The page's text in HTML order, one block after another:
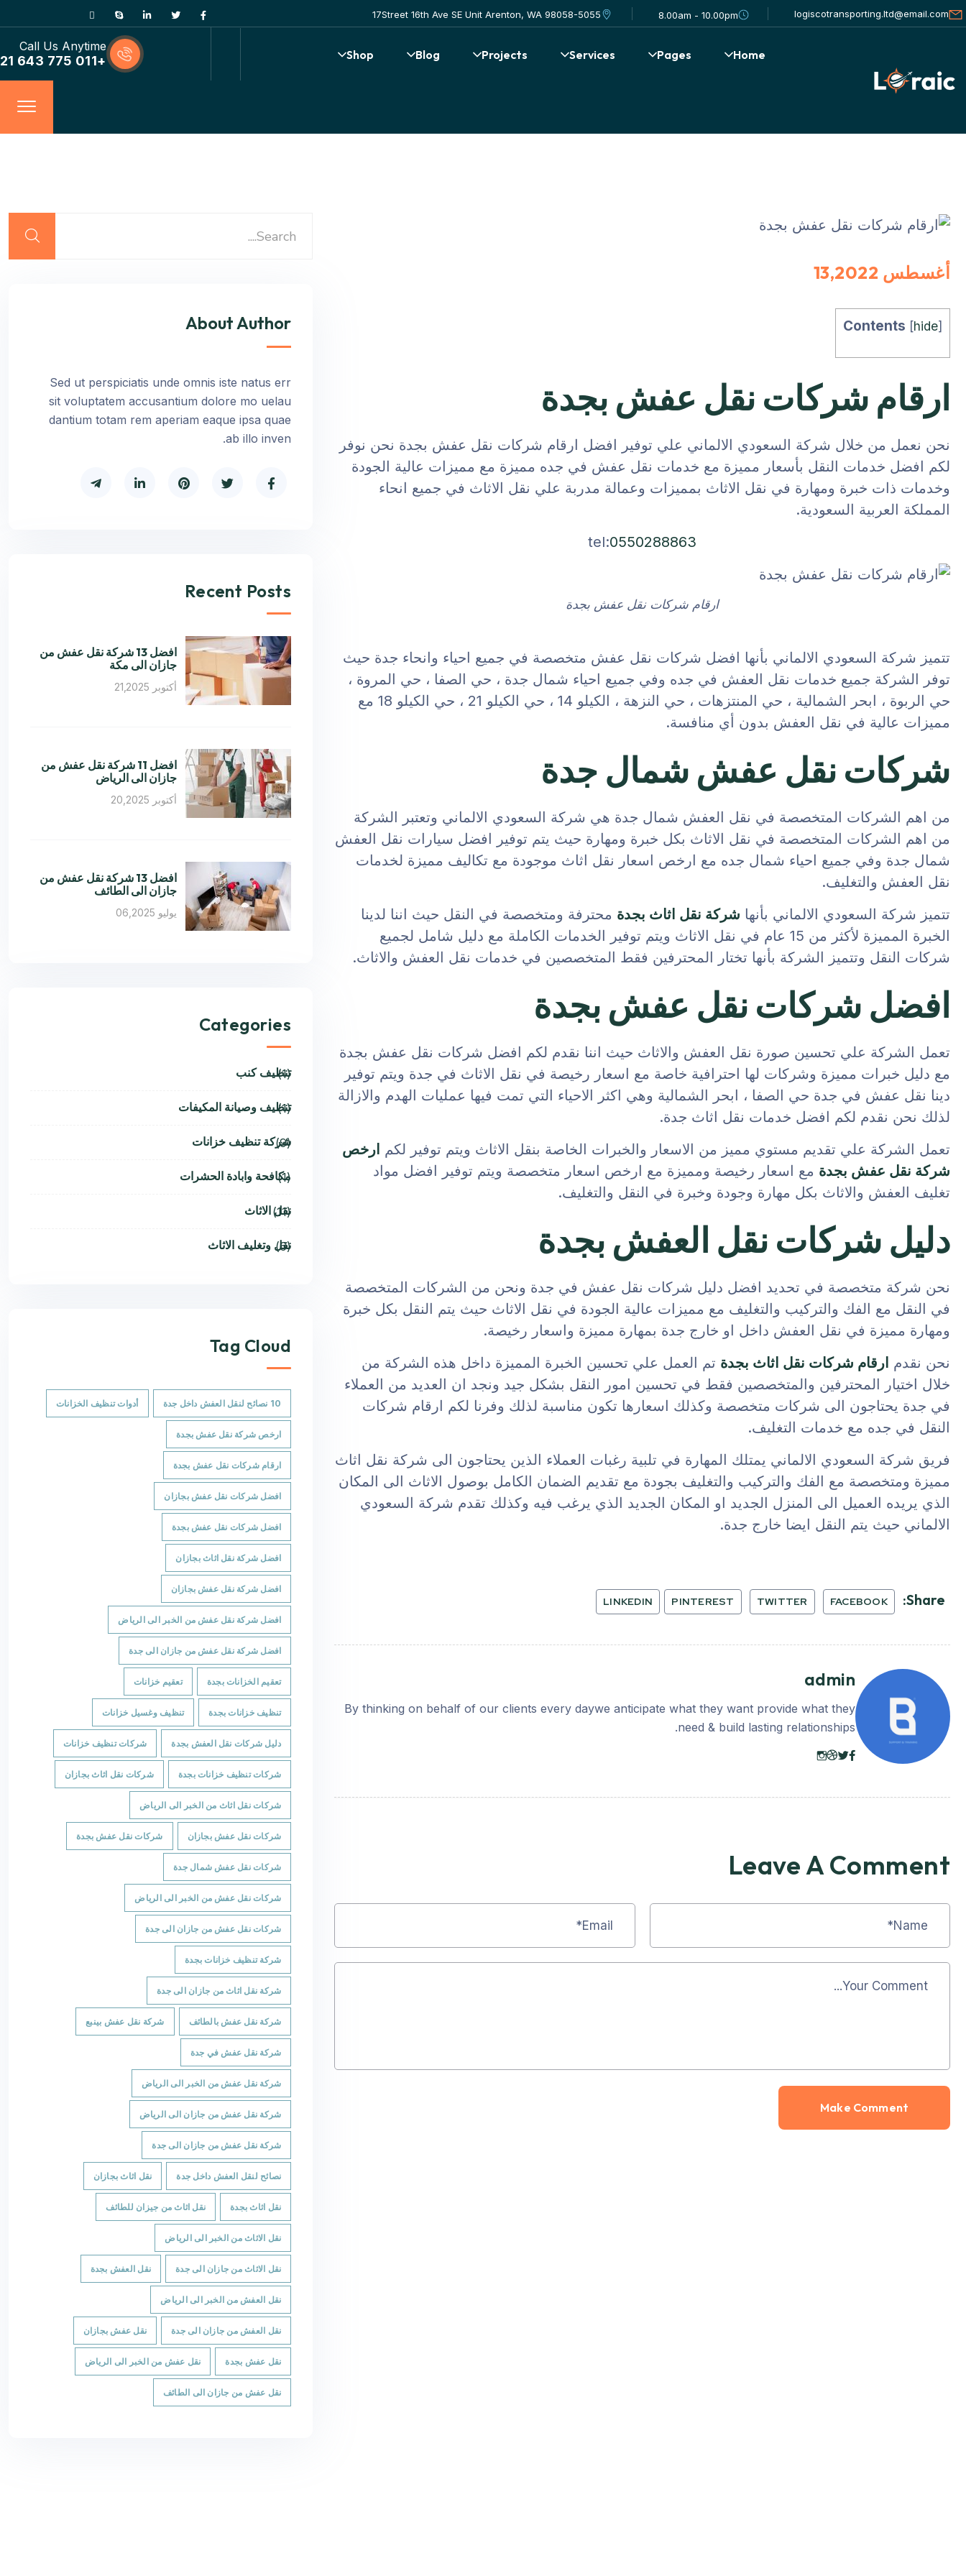
logiscotransporting.ltd@email.com
8.00am - 10.00pm
17Street 16th Ave SE Unit Arenton, WA 98058-5055
Home
Pages
Services
Projects
Blog
Shop
Call Us Anytime
+011 775 643 21
أغسطس 13,2022
Contents [hide]
ارقام شركات نقل عفش بجدة
نحن نعمل من خلال شركة السعودي الالماني علي توفير افضل ارقام شركات نقل عفش بجدة نحن نوفر
لكم افضل خدمات النقل بأسعار مميزة مع خدمات نقل عفش في جده مميزة مع مميزات عالية الجودة
وخدمات ذات خبرة ومهارة في نقل الاثاث بمميزات وعمالة مدربة علي نقل الاثاث في جميع انحاء
المملكة العربية السعودية.
tel:0550288863
ارقام شركات نقل عفش بجدة
تتميز شركة السعودي الالماني بأنها افضل شركات نقل عفش متخصصة في جميع احياء وانحاء جدة حيث
توفر الشركة جميع خدمات نقل العفش في جده وفي جميع احياء شمال جدة ، حي الصفا ، حي المروة ،
حي الربوة ، ابحر الشمالية ، حي المنتزهات ، حي النزهة ، الكيلو 14 ، حي الكيلو 21 ، حي الكيلو 18 مع
مميزات عالية في نقل العفش بدون أي منافسة.
شركات نقل عفش شمال جدة
من اهم الشركات المتخصصة في نقل العفش شمال جدة هي شركة السعودي الالماني وتعتبر الشركة
من اهم الشركات المتخصصة في نقل الاثاث بكل خبرة ومهارة حيث يتم توفير افضل سيارات نقل العفش
شمال جدة وفي جميع احياء شمال جده مع ارخص اسعار نقل اثاث موجودة مع تكاليف مميزة لخدمات
نقل العفش والتغليف.
تتميز شركة السعودي الالماني بأنها شركة نقل اثاث بجدة محترفة ومتخصصة في النقل حيث اننا لدينا
الخبرة المميزة لأكثر من 15 عام في نقل الاثاث ويتم توفير الخدمات الكاملة مع دليل شامل لجميع
شركات النقل وتتميز الشركة بأنها تختار المحترفين فقط المتخصصين في خدمات نقل العفش والاثاث.
افضل شركات نقل عفش بجدة
تعمل الشركة علي تحسين صورة نقل العفش والاثاث حيث اننا نقدم لكم افضل شركات نقل عفش بجدة
مع دليل خبرات مميزة وشركات لها احترافية خاصة مع اسعار رخيصة في نقل الاثاث في جدة ويتم توفير
دينا نقل عفش في جدة حي الصفا ، ابحر الشمالية وهي اكثر الاحياء التي تمت فيها عمليات الهدم والازالة
لذلك نحن نقدم لكم افضل خدمات نقل اثاث جدة.
تعمل الشركة علي تقديم مستوي مميز من الاسعار والخبرات الخاصة بنقل الاثاث ويتم توفير لكم ارخص
شركة نقل عفش بجدة مع اسعار رخيصة ومميزة مع ارخص اسعار متخصصة ويتم توفير افضل مواد
تغليف العفش والاثاث بكل مهارة وجودة وخبرة في النقل والتغليف.
دليل شركات نقل العفش بجدة
نحن شركة متخصصة في تحديد افضل دليل شركات نقل عفش في جدة ونحن من الشركات المتخصصة
في النقل مع الفك والتركيب والتغليف مع مميزات عالية الجودة في نقل الاثاث حيث يتم النقل بكل خبرة
ومهارة مميزة في نقل العفش داخل او خارج جدة بمهارة مميزة واسعار رخيصة.
نحن نقدم ارقام شركات نقل اثاث بجدة تم العمل علي تحسين الخبرة المميزة داخل هذه الشركة من
خلال اختيار المحترفين والمتخصصين فقط في تحسين امور النقل بشكل جيد ونجد ان العديد من العملاء
في جدة يحتاجون الى شركات متخصصة وكذلك اسعارها تكون مناسبة لذلك وفرنا لكم ارقام شركات
النقل في جده مع خدمات التغليف.
فريق شركة السعودي الالماني يمتلك المهارة في تلبية رغبات العملاء الذين يحتاجون الى شركة نقل اثاث
مميزة ومتخصصة مع الفك والتركيب والتغليف بجودة مع تقديم الضمان الكامل بوصول الاثاث الى المكان
الذي يريده العميل الى المنزل الجديد او المكان الجديد الذي يرغب فيه وكذلك تقدم شركة السعودي
الالماني حيث يتم النقل ايضا خارج جدة.
Share:
FACEBOOK
TWITTER
PINTEREST
LINKEDIN
admin
By thinking on behalf of our clients every daywe anticipate what they want provide what they
need & build lasting relationships.
Leave A Comment
About Author
Sed ut perspiciatis unde omnis iste natus err
sit voluptatem accusantium dolore mo uelau
dantium totam rem aperiam eaque ipsa quae
ab illo inven.
Recent Posts
افضل 13 شركة نقل عفش من
جازان الى مكة
أكتوبر 21,2025
افضل 11 شركة نقل عفش من
جازان الى الرياض
أكتوبر 20,2025
افضل 13 شركة نقل عفش من
جازان الى الطائف
يوليو 06,2025
Categories
تنظيف كنب
(1)
تنظيف وصيانة المكيفات
(1)
شركة تنظيف خزانات
(9)
مكافحة وابادة الحشرات
(1)
نقل الاثاث
(11)
نقل وتغليف الاثاث
(6)
Tag Cloud
10 نصائح لنقل العفش داخل جدة أدوات تنظيف الخزانات
ارخص شركة نقل عفش بجدة
ارقام شركات نقل عفش بجدة
افضل شركات نقل عفش بجازان
افضل شركات نقل عفش بجدة
افضل شركة نقل اثاث بجازان
افضل شركة نقل عفش بجازان
افضل شركة نقل عفش من الخبر الى الرياض
افضل شركة نقل عفش من جازان الى جدة
تعقيم الخزانات بجدة تعقيم خزانات
تنظيف خزانات بجدة تنظيف وغسيل خزانات
دليل شركات نقل العفش بجدة شركات تنظيف خزانات
شركات تنظيف خزانات بجدة شركات نقل اثاث بجازان
شركات نقل اثاث من الخبر الى الرياض
شركات نقل عفش بجازان شركات نقل عفش بجدة
شركات نقل عفش شمال جدة
شركات نقل عفش من الخبر الى الرياض
شركات نقل عفش من جازان الى جدة
شركة تنظيف خزانات بجدة
شركة نقل اثاث من جازان الى جدة
شركة نقل عفش بالطائف شركة نقل عفش بينبع
شركة نقل عفش في جدة
شركة نقل عفش من الخبر الى الرياض
شركة نقل عفش من جازان الى الرياض
شركة نقل عفش من جازان الى جدة
نصائح لنقل العفش داخل جدة نقل اثاث بجازان
نقل اثاث بجدة نقل اثاث من جيزان للطائف
نقل الاثاث من الخبر الى الرياض
نقل الاثاث من جازان الى جدة نقل العفش بجدة
نقل العفش من الخبر الى الرياض
نقل العفش من جازان الى جدة نقل عفش بجازان
نقل عفش بجدة نقل عفش من الخبر الى الرياض
نقل عفش من جازان الى الطائف